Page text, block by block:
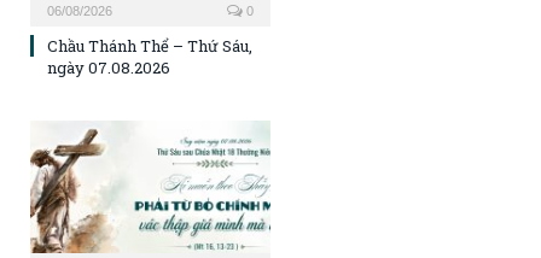
06/08/2026 0
Chầu Thánh Thể – Thứ Sáu,
ngày 07.08.2026